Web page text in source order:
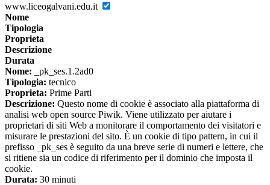
www.liceogalvani.edu.it
Nome
Tipologia
Proprieta
Descrizione
Durata
Nome: _pk_ses.1.2ad0
Tipologia: tecnico
Proprieta: Prime Parti
Descrizione: Questo nome di cookie è associato alla piattaforma di
analisi web open source Piwik. Viene utilizzato per aiutare i
proprietari di siti Web a monitorare il comportamento dei visitatori e
misurare le prestazioni del sito. È un cookie di tipo pattern, in cui il
prefisso _pk_ses è seguito da una breve serie di numeri e lettere, che
si ritiene sia un codice di riferimento per il dominio che imposta il
cookie.
Durata: 30 minuti